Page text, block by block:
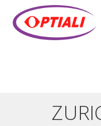
contenido